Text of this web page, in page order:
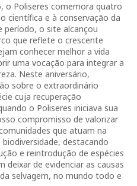
o Poliseres comemora quatro
científica e à conservação da
período, o site alcançou
que reflete o crescente
conhecer melhor a vida
uma vocação para integrar a
Neste aniversário,
sobre o extraordinário
cuja recuperação
o Poliseres iniciava sua
compromisso de valorizar
que atuam na
destacando
e reintrodução de espécies
deixar de evidenciar as causas
selvagem, no mundo todo e